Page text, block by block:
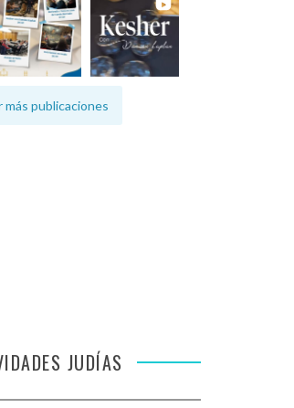
más publicaciones
JUDÍAS